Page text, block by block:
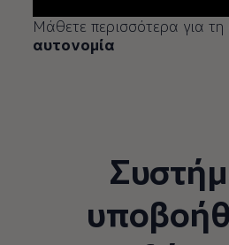
Μάθετε περισσότερα για τη
αυτονομία